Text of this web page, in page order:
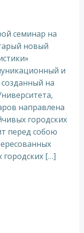
семинар на
новый
и
на
направлена
городских
перед собою
[…]